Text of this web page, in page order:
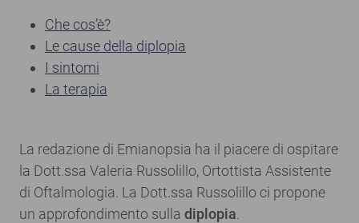
Che cos’è?
Le cause della diplopia
I sintomi
La terapia
La redazione di Emianopsia ha il piacere di ospitare
la Dott.ssa Valeria Russolillo, Ortottista Assistente
di Oftalmologia. La Dott.ssa Russolillo ci propone
un approfondimento sulla diplopia